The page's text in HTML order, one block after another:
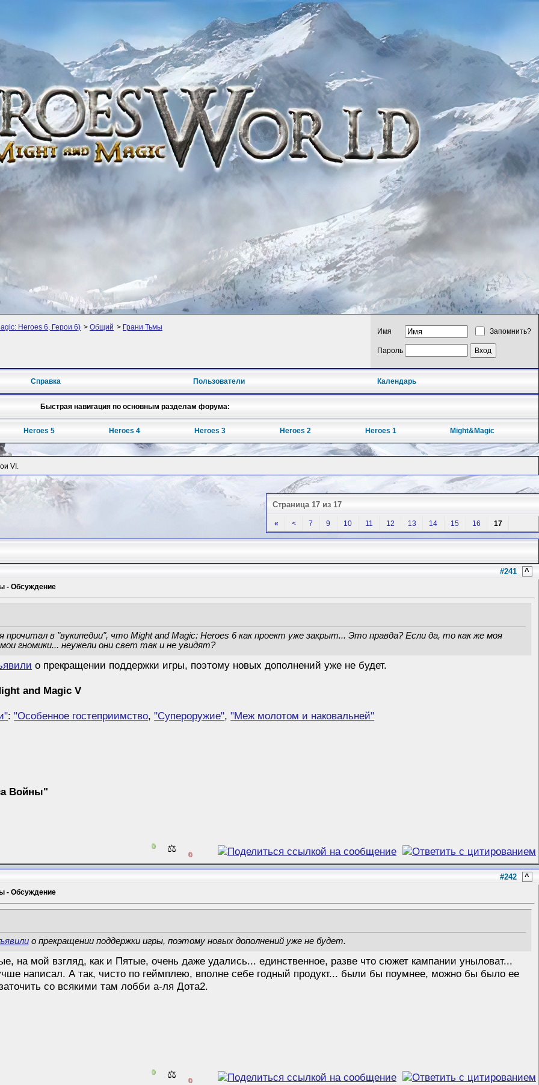
Heroes 6, Герои 6) > Общий > Грани Тьмы Имя Запомнить?
Пароль
Справка Пользователи Календарь
Быстрая навигация по основным разделам форума:
Heroes 5 Heroes 4 Heroes 3 Heroes 2 Heroes 1 Might&Magic
VI.
Страница 17 из 17
« < 7 9 10 11 12 13 14 15 16 17
#241 ^
- Обсуждение
прочитал в "вукипедии", что Might and Magic: Heroes 6 как проект уже закрыт... Это правда? Если да, то как же моя
гномики... неужели они свет так и не увидят?
о прекращении поддержки игры, поэтому новых дополнений уже не будет.
and Magic V
:"Особенное гостеприимство,"Супероружие","Меж молотом и наковальней"
Войны"
0 ⚖️ 0
#242 ^
- Обсуждение
о прекращении поддержки игры, поэтому новых дополнений уже не будет.
на мой взгляд, как и Пятые, очень даже удались... единственное, разве что сюжет кампании уныловат...
написал. А так, чисто по геймплею, вполне себе годный продукт... были бы поумнее, можно бы было ее
со всякими там лобби а-ля Дота2.
0 ⚖️ 0